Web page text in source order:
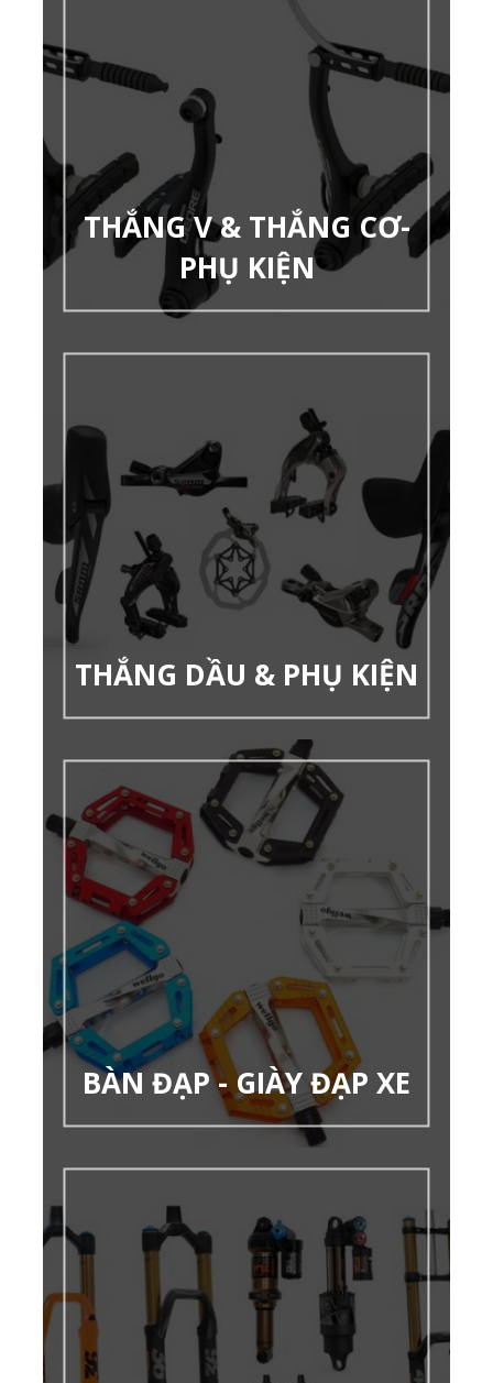
THẮNG V & THẮNG CƠ-
PHỤ KIỆN
THẮNG DẦU & PHỤ KIỆN
BÀN ĐẠP - GIÀY ĐẠP XE